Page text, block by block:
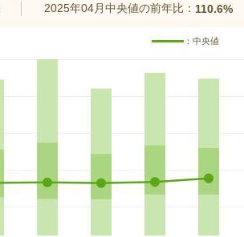
2025年04月中央値の前年比： 110.6%
：中央値